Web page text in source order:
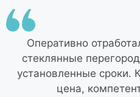
Оперативно
стеклянные
установленные сроки.
цена,